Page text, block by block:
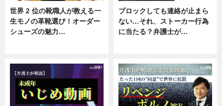
世界 2 位の靴職人が教える一
生モノの革靴選び！オーダー
シューズの魅力…
ブロックしても連絡が止まら
ない…それ、ストーカー行為
に当たる？弁護士が…